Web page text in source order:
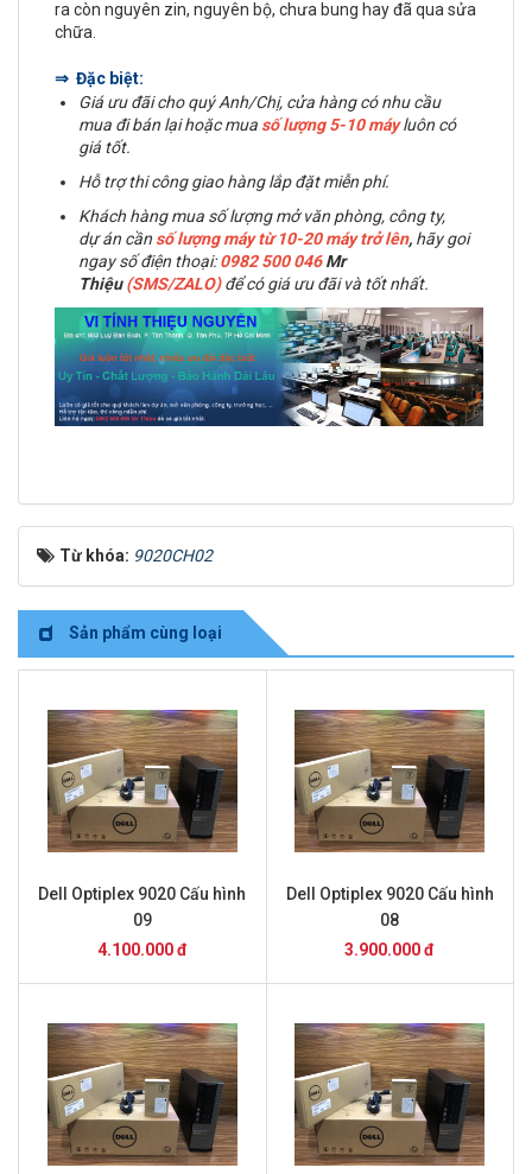
ra còn nguyên zin, nguyên bộ, chưa bung hay đã qua sửa
chữa.
⇒ Đặc biệt:
Giá ưu đãi cho quý Anh/Chị, cửa hàng có nhu cầu
mua đi bán lại hoặc mua số lượng 5-10 máyluôn có
giá tốt.
Hỗ trợ thi công giao hàng lắp đặt miễn phí.
Khách hàng mua số lượng mở văn phòng, công ty,
dự án cần số lượng máy từ 10-20 máy trở lên, hãy goi
ngay số điện thoại:0982 500 046Mr
Thiệu(SMS/ZALO)để có giá ưu đãi và tốt nhất.
Từ khóa: 9020CH02
Sản phẩm cùng loại
Dell Optiplex 9020 Cấu hình
09
4.100.000 đ
Dell Optiplex 9020 Cấu hình
08
3.900.000 đ